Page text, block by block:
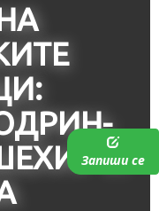
Запиши се
И